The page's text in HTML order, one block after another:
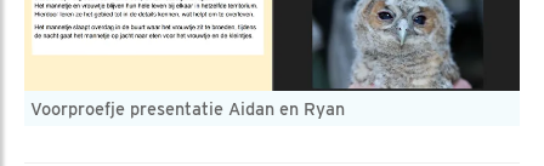
Voorproefje presentatie Aidan en Ryan